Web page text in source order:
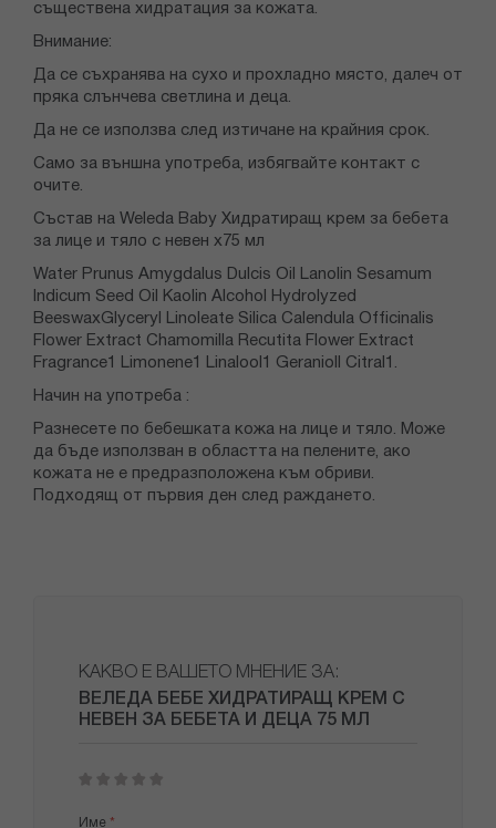
съществена хидратация за кожата.
Внимание:
Да се съхранява на сухо и прохладно място, далеч от
пряка слънчева светлина и деца.
Да не се използва след изтичане на крайния срок.
Само за външна употреба, избягвайте контакт с
очите.
Състав на Weleda Baby Хидратиращ крем за бебета
за лице и тяло с невен x75 мл
Water Prunus Amygdalus Dulcis Oil Lanolin Sesamum
Indicum Seed Oil Kaolin Alcohol Hydrolyzed
BeeswaxGlyceryl Linoleate Silica Calendula Officinalis
Flower Extract Chamomilla Recutita Flower Extract
Fragrance1 Limonene1 Linalool1 Geranioll Citral1.
Начин на употреба :
Разнесете по бебешката кожа на лице и тяло. Може
да бъде използван в областта на пелените, ако
кожата не е предразположена към обриви.
Подходящ от първия ден след раждането.
КАКВО Е ВАШЕТО МНЕНИЕ ЗА:
ВЕЛЕДА БЕБЕ ХИДРАТИРАЩ КРЕМ С
НЕВЕН ЗА БЕБЕТА И ДЕЦА 75 МЛ
star
stars
stars
stars
stars
Име